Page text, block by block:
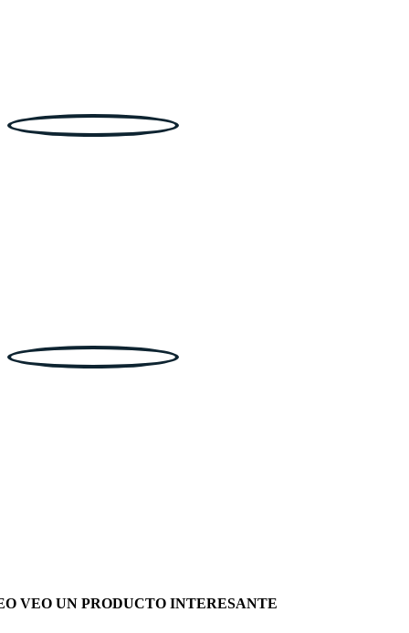
VEO UN PRODUCTO INTERESANTE